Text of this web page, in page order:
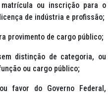
ou inscrição para o
de indústria e profissão;
provimento de cargo público;
distinção de categoria, ou
ou cargo público;
favor do Governo Federal,